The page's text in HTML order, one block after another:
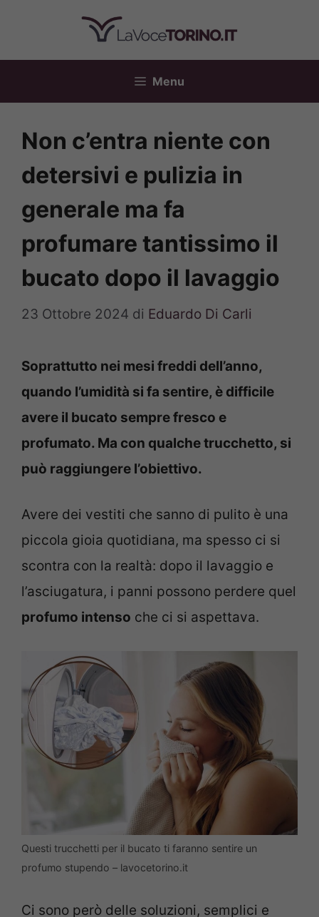
contenuto
Menu
Non c’entra niente con
detersivi e pulizia in
generale ma fa
profumare tantissimo il
bucato dopo il lavaggio
23 Ottobre 2024 di Eduardo Di Carli
Soprattutto nei mesi freddi dell’anno,
quando l’umidità si fa sentire, è difficile
avere il bucato sempre fresco e
profumato. Ma con qualche trucchetto, si
può raggiungere l’obiettivo.
Avere dei vestiti che sanno di pulito è una
piccola gioia quotidiana, ma spesso ci si
scontra con la realtà: dopo il lavaggio e
l’asciugatura, i panni possono perdere quel
profumo intenso che ci si aspettava.
Questi trucchetti per il bucato ti faranno sentire un
profumo stupendo – lavocetorino.it
Ci sono però delle soluzioni, semplici e